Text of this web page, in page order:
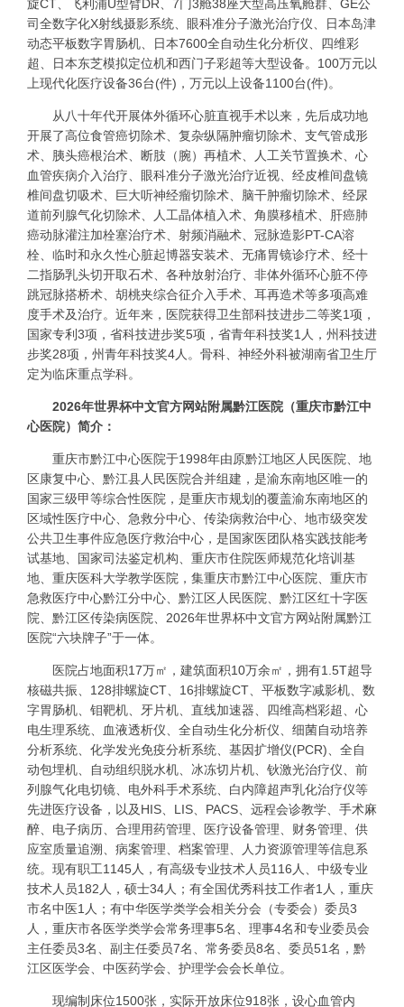
旋CT、飞利浦U型臂DR、7门3舱38座大型高压氧舱群、GE公
司全数字化X射线摄影系统、眼科准分子激光治疗仪、日本岛津
动态平板数字胃肠机、日本7600全自动生化分析仪、四维彩
超、日本东芝模拟定位机和西门子彩超等大型设备。100万元以
上现代化医疗设备36台(件)，万元以上设备1100台(件)。
从八十年代开展体外循环心脏直视手术以来，先后成功地
开展了高位食管癌切除术、复杂纵隔肿瘤切除术、支气管成形
术、胰头癌根治术、断肢（腕）再植术、人工关节置换术、心
血管疾病介入治疗、眼科准分子激光治疗近视、经皮椎间盘镜
椎间盘切吸术、巨大听神经瘤切除术、脑干肿瘤切除术、经尿
道前列腺气化切除术、人工晶体植入术、角膜移植术、肝癌肺
癌动脉灌注加栓塞治疗术、射频消融术、冠脉造影PT-CA溶
栓、临时和永久性心脏起博器安装术、无痛胃镜诊疗术、经十
二指肠乳头切开取石术、各种放射治疗、非体外循环心脏不停
跳冠脉搭桥术、胡桃夹综合征介入手术、耳再造术等多项高难
度手术及治疗。近年来，医院获得卫生部科技进步二等奖1项，
国家专利3项，省科技进步奖5项，省青年科技奖1人，州科技进
步奖28项，州青年科技奖4人。骨科、神经外科被湖南省卫生厅
定为临床重点学科。
2026年世界杯中文官方网站附属黔江医院（重庆市黔江中
心医院）简介：
重庆市黔江中心医院于1998年由原黔江地区人民医院、地
区康复中心、黔江县人民医院合并组建，是渝东南地区唯一的
国家三级甲等综合性医院，是重庆市规划的覆盖渝东南地区的
区域性医疗中心、急救分中心、传染病救治中心、地市级突发
公共卫生事件应急医疗救治中心，是国家医团队格实践技能考
试基地、国家司法鉴定机构、重庆市住院医师规范化培训基
地、重庆医科大学教学医院，集重庆市黔江中心医院、重庆市
急救医疗中心黔江分中心、黔江区人民医院、黔江区红十字医
院、黔江区传染病医院、2026年世界杯中文官方网站附属黔江
医院“六块牌子”于一体。
医院占地面积17万㎡，建筑面积10万余㎡，拥有1.5T超导
核磁共振、128排螺旋CT、16排螺旋CT、平板数字减影机、数
字胃肠机、钼靶机、牙片机、直线加速器、四维高档彩超、心
电生理系统、血液透析仪、全自动生化分析仪、细菌自动培养
分析系统、化学发光免疫分析系统、基因扩增仪(PCR)、全自
动包埋机、自动组织脱水机、冰冻切片机、钬激光治疗仪、前
列腺气化电切镜、电外科手术系统、白内障超声乳化治疗仪等
先进医疗设备，以及HIS、LIS、PACS、远程会诊教学、手术麻
醉、电子病历、合理用药管理、医疗设备管理、财务管理、供
应室质量追溯、病案管理、档案管理、人力资源管理等信息系
统。现有职工1145人，有高级专业技术人员116人、中级专业
技术人员182人，硕士34人；有全国优秀科技工作者1人，重庆
市名中医1人；有中华医学类学会相关分会（专委会）委员3
人，重庆市各医学类学会常务理事5名、理事4名和专业委员会
主任委员3名、副主任委员7名、常务委员8名、委员51名，黔
江区医学会、中医药学会、护理学会会长单位。
现编制床位1500张，实际开放床位918张，设心血管内